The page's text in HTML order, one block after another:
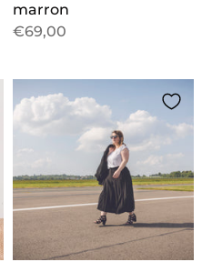
marron
€69,00